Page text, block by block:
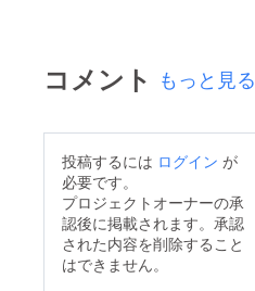
コメント もっと見る
投稿するには ログイン が
必要です。
プロジェクトオーナーの承
認後に掲載されます。承認
された内容を削除すること
はできません。